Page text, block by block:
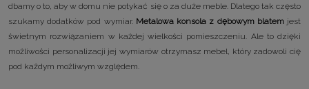
dbamy o to, aby w domu nie potykać się o za duże meble. Dlatego tak często
szukamy dodatków pod wymiar. Metalowa konsola z dębowym blatemjest
świetnym rozwiązaniem w każdej wielkości pomieszczeniu. Ale to dzięki
możliwości personalizacji jej wymiarów otrzymasz mebel, który zadowoli cię
pod każdym możliwym względem.